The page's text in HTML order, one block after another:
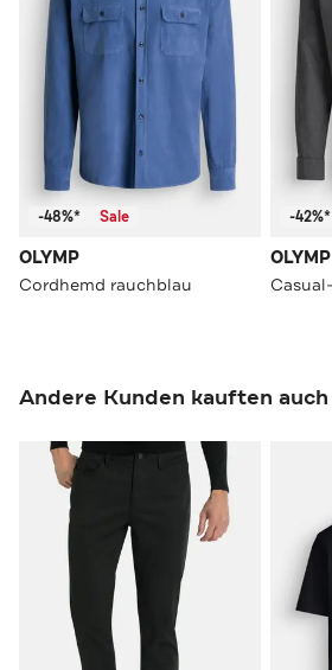
-48%* Sale
OLYMP
Cordhemd rauchblau
-42%*
OLYMP
Andere Kunden kauften auch